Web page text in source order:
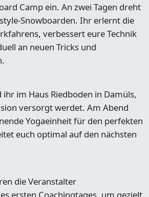
Camp ein. An zwei Tagen dreht
Snowboarden. Ihr erlernt die
verbessert eure Technik
an neuen Tricks und
im Haus Riedboden in Damüls,
versorgt werdet. Am Abend
Yogaeinheit für den perfekten
euch optimal auf den nächsten
die Veranstalter
ersten Coachingtages, um gezielt